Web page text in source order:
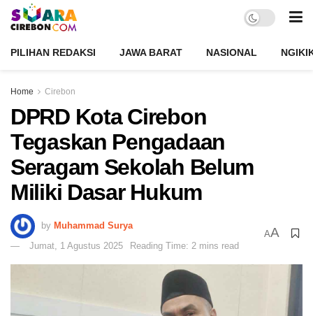
PILIHAN REDAKSI JAWA BARAT NASIONAL
Home Cirebon
DPRD Kota Cirebon
Tegaskan Pengadaan
Seragam Sekolah Belum
Miliki Dasar Hukum
by Muhammad Surya
Jumat, 1 Agustus 2025
Reading Time: 2 mins read
AA